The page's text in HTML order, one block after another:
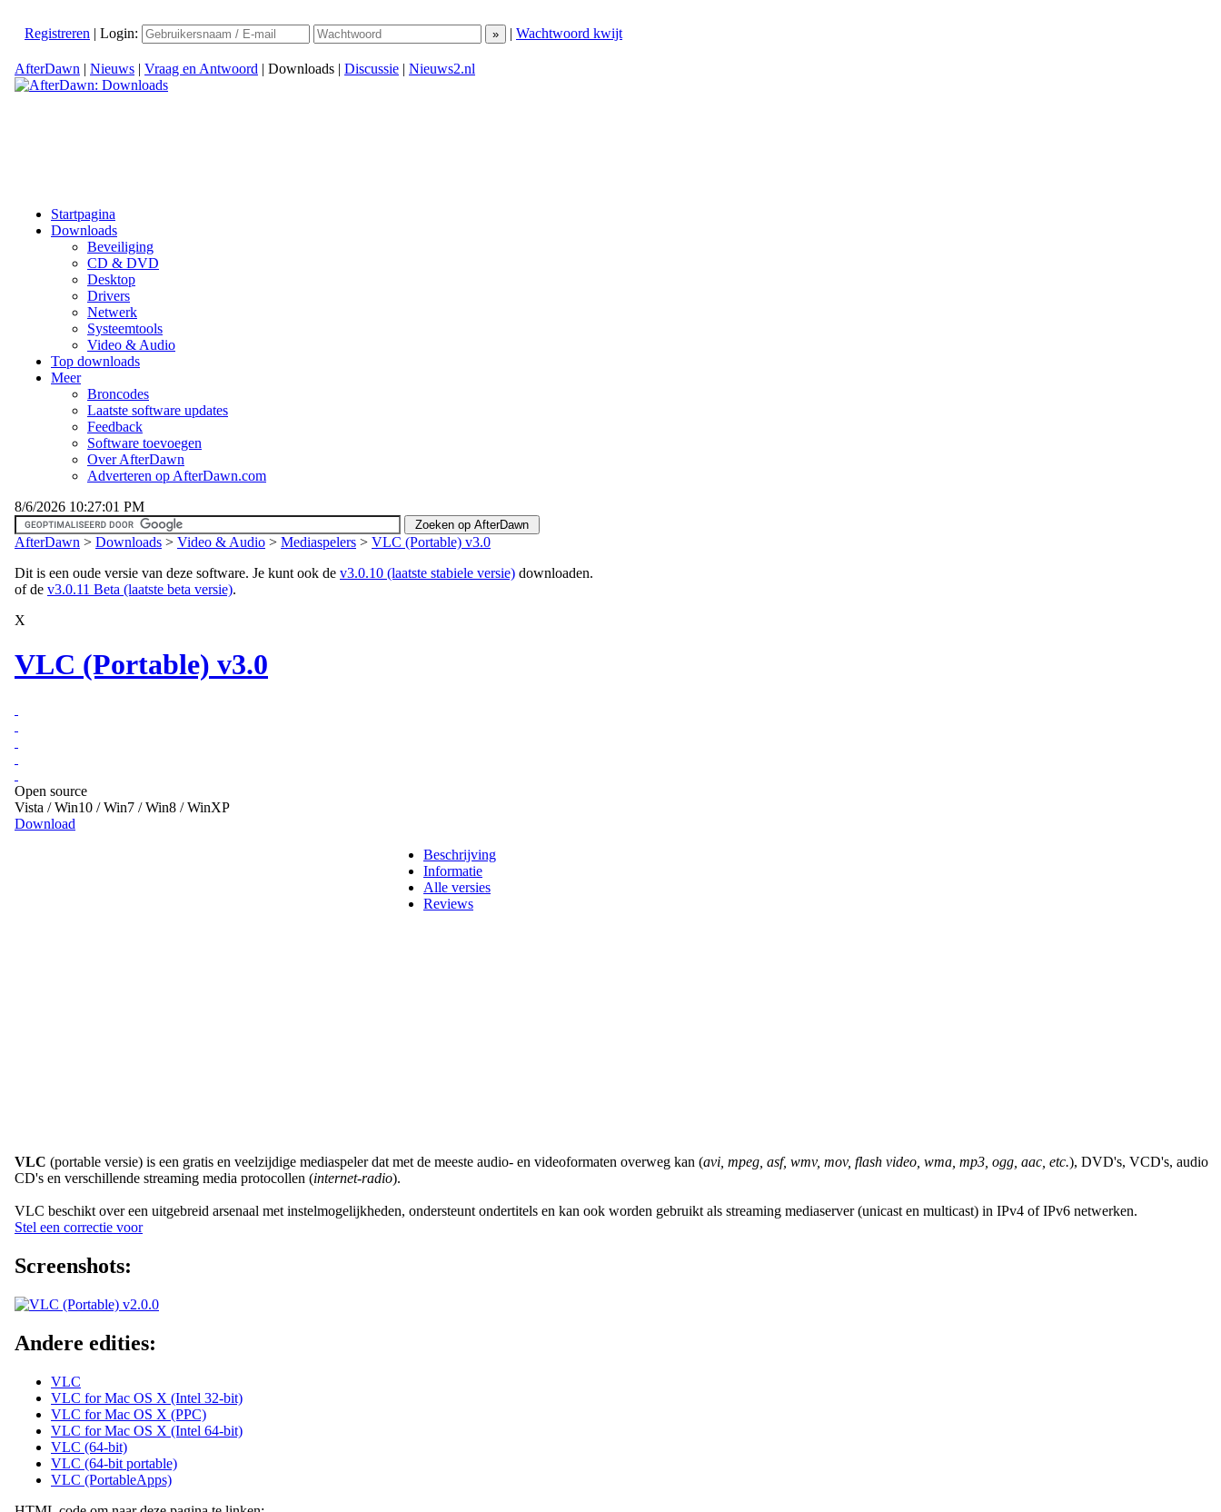
Registreren | Login: | Wachtwoord kwijt
AfterDawn | Nieuws | Vraag en Antwoord | Downloads | Discussie | Nieuws2.nl
Startpagina
Downloads
Beveiliging
CD & DVD
Desktop
Drivers
Netwerk
Systeemtools
Video & Audio
Top downloads
Meer
Broncodes
Laatste software updates
Feedback
Software toevoegen
Over AfterDawn
Adverteren op AfterDawn.com
8/6/2026 10:27:01 PM
AfterDawn > Downloads > Video & Audio > Mediaspelers > VLC (Portable) v3.0
Dit is een oude versie van deze software. Je kunt ook de v3.0.10 (laatste stabiele versie) downloaden.
of de v3.0.11 Beta (laatste beta versie).
X
VLC (Portable) v3.0
Open source
Vista / Win10 / Win7 / Win8 / WinXP
Download
Beschrijving
Informatie
Alle versies
Reviews
VLC (portable versie) is een gratis en veelzijdige mediaspeler dat met de meeste audio- en videoformaten overweg kan (avi, mpeg, asf, wmv, mov, flash video, wma, mp3, ogg, aac, etc.), DVD's, VCD's, audio
CD's en verschillende streaming media protocollen (internet-radio).
VLC beschikt over een uitgebreid arsenaal met instelmogelijkheden, ondersteunt ondertitels en kan ook worden gebruikt als streaming mediaserver (unicast en multicast) in IPv4 of IPv6 netwerken.
Stel een correctie voor
Screenshots:
Andere edities:
VLC
VLC for Mac OS X (Intel 32-bit)
VLC for Mac OS X (PPC)
VLC for Mac OS X (Intel 64-bit)
VLC (64-bit)
VLC (64-bit portable)
VLC (PortableApps)